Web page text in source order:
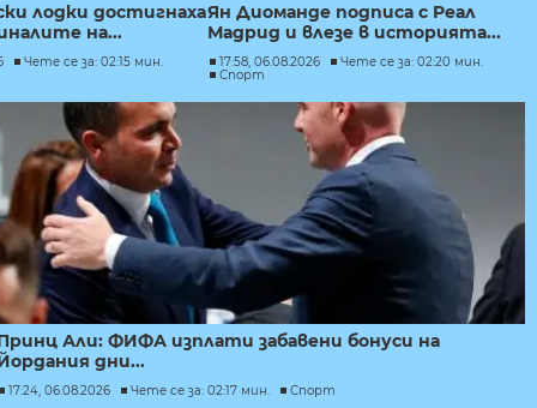
лодки достигнаха
на...
Чете се за: 02:15 мин.
Ян Диоманде подписа с Реал
Мадрид и влезе в историята...
17:58, 06.08.2026
Чете се за: 02:20 мин.
Спорт
Али: ФИФА изплати забавени бонуси на
дни...
17:24, 06.08.2026 Чете се за: 02:17 мин. Спорт